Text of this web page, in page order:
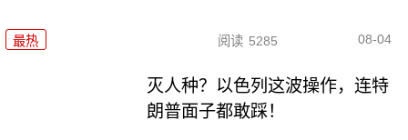
最热 阅读 5285 08-04
灭人种？以色列这波操作，连特
朗普面子都敢踩！